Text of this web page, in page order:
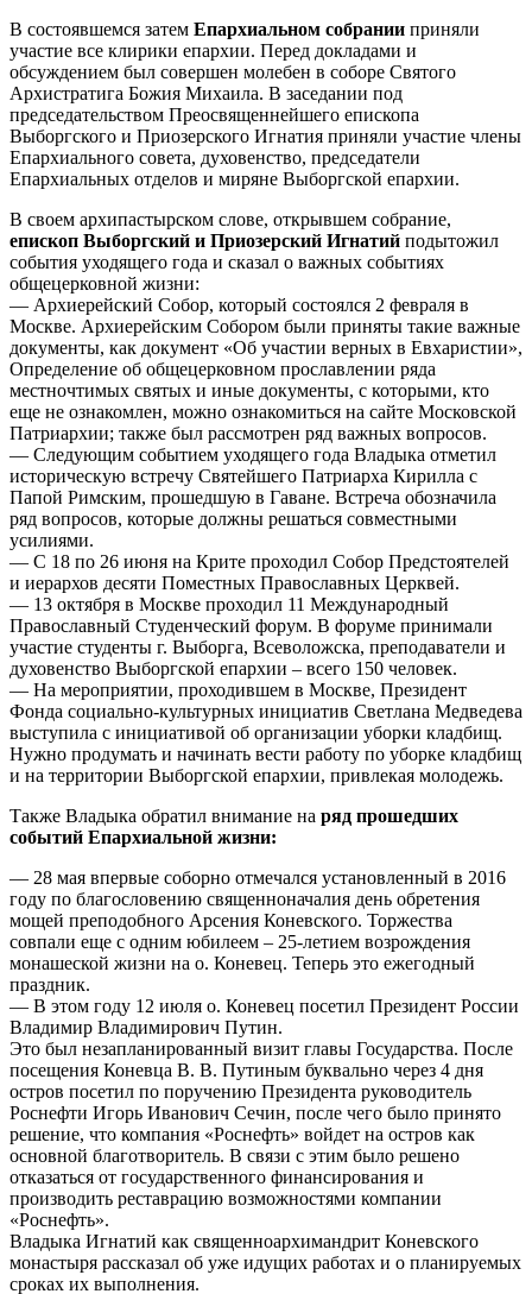
В состоявшемся затем Епархиальном собрании приняли
участие все клирики епархии. Перед докладами и
обсуждением был совершен молебен в соборе Святого
Архистратига Божия Михаила. В заседании под
председательством Преосвященнейшего епископа
Выборгского и Приозерского Игнатия приняли участие члены
Епархиального совета, духовенство, председатели
Епархиальных отделов и миряне Выборгской епархии.
В своем архипастырском слове, открывшем собрание,
епископ Выборгский и Приозерский Игнатий подытожил
события уходящего года и сказал о важных событиях
общецерковной жизни:
— Архиерейский Собор, который состоялся 2 февраля в
Москве. Архиерейским Собором были приняты такие важные
документы, как документ «Об участии верных в Евхаристии»,
Определение об общецерковном прославлении ряда
местночтимых святых и иные документы, с которыми, кто
еще не ознакомлен, можно ознакомиться на сайте Московской
Патриархии; также был рассмотрен ряд важных вопросов.
— Следующим событием уходящего года Владыка отметил
историческую встречу Святейшего Патриарха Кирилла с
Папой Римским, прошедшую в Гаване. Встреча обозначила
ряд вопросов, которые должны решаться совместными
усилиями.
— С 18 по 26 июня на Крите проходил Собор Предстоятелей
и иерархов десяти Поместных Православных Церквей.
— 13 октября в Москве проходил 11 Международный
Православный Студенческий форум. В форуме принимали
участие студенты г. Выборга, Всеволожска, преподаватели и
духовенство Выборгской епархии – всего 150 человек.
— На мероприятии, проходившем в Москве, Президент
Фонда социально-культурных инициатив Светлана Медведева
выступила с инициативой об организации уборки кладбищ.
Нужно продумать и начинать вести работу по уборке кладбищ
и на территории Выборгской епархии, привлекая молодежь.
Также Владыка обратил внимание на ряд прошедших
событий Епархиальной жизни:
— 28 мая впервые соборно отмечался установленный в 2016
году по благословению священноначалия день обретения
мощей преподобного Арсения Коневского. Торжества
совпали еще с одним юбилеем – 25-летием возрождения
монашеской жизни на о. Коневец. Теперь это ежегодный
праздник.
— В этом году 12 июля о. Коневец посетил Президент России
Владимир Владимирович Путин.
Это был незапланированный визит главы Государства. После
посещения Коневца В. В. Путиным буквально через 4 дня
остров посетил по поручению Президента руководитель
Роснефти Игорь Иванович Сечин, после чего было принято
решение, что компания «Роснефть» войдет на остров как
основной благотворитель. В связи с этим было решено
отказаться от государственного финансирования и
производить реставрацию возможностями компании
«Роснефть».
Владыка Игнатий как священноархимандрит Коневского
монастыря рассказал об уже идущих работах и о планируемых
сроках их выполнения.